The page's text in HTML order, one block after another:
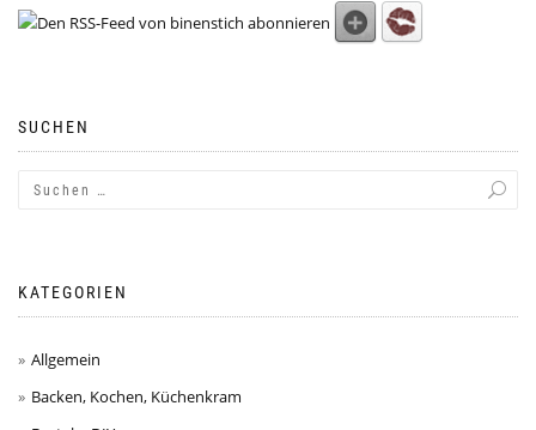
SUCHEN
KATEGORIEN
Allgemein
Backen, Kochen, Küchenkram